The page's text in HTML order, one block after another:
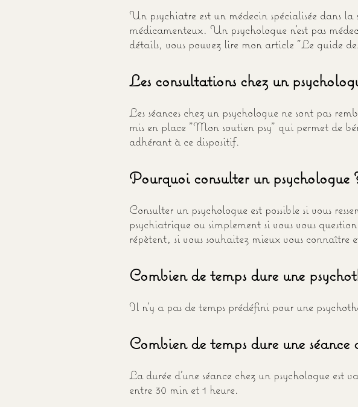
Un psychiatre est un médecin spécialisée dans
médicamenteux. Un psychologue n'est pas
détails, vous pouvez lire mon article "Le guide
Les consultations chez un
Les séances chez un psychologue ne sont pas
mis en place "Mon soutien psy" qui permet de
adhérant à ce dispositif.
Pourquoi consulter un psychologue
Consulter un psychologue est possible si vous
psychiatrique ou simplement si vous vous
répètent, si vous souhaitez mieux vous connaître
Combien de temps dure une
Il n'y a pas de temps prédéfini pour une
Combien de temps dure une séance
La durée d'une séance chez un psychologue est
entre 30 min et 1 heure.